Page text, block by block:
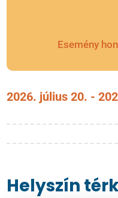
Esemény
2026. július 20. -
Helyszín